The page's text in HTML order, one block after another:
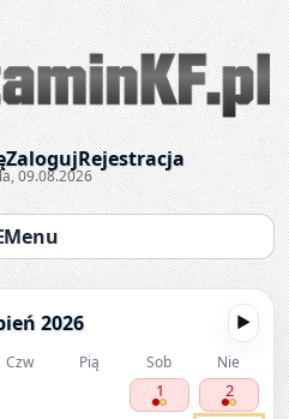
Egzaminy krótkofalarskie
ZalogujRejestracja
09.08.2026
Menu
2026 ▶
Czw Pią Sob Nie
1
2